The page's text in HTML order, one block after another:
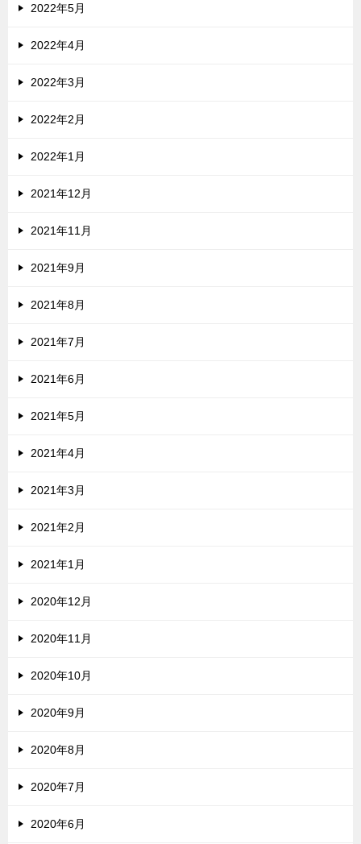
2022年5月
2022年4月
2022年3月
2022年2月
2022年1月
2021年12月
2021年11月
2021年9月
2021年8月
2021年7月
2021年6月
2021年5月
2021年4月
2021年3月
2021年2月
2021年1月
2020年12月
2020年11月
2020年10月
2020年9月
2020年8月
2020年7月
2020年6月